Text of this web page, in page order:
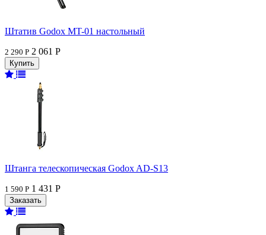
Штатив Godox MT-01 настольный
2 290 Р 2 061 Р
Штанга телескопическая Godox AD-S13
1 590 Р 1 431 Р